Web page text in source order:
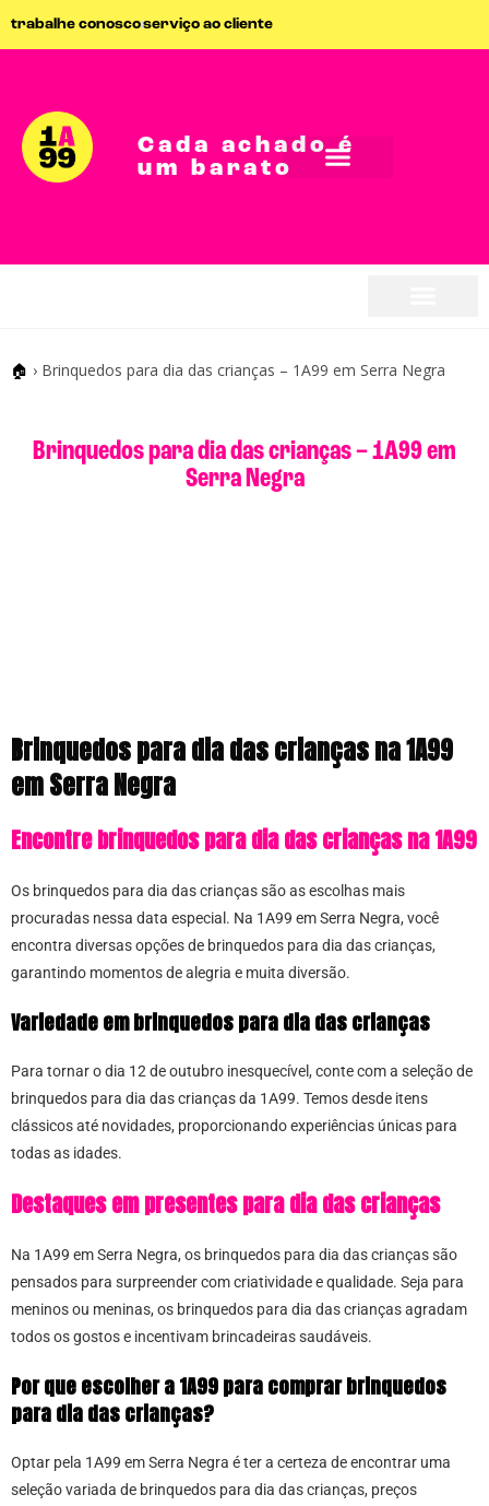
trabalhe conoscoserviço ao cliente
Cada achado é
um barato
🏠 › Brinquedos para dia das crianças – 1A99 em Serra Negra
Brinquedos para dia das crianças – 1A99 em
Serra Negra
Brinquedos para dia das crianças na 1A99
em Serra Negra
Encontre brinquedos para dia das crianças na 1A99
Os brinquedos para dia das crianças são as escolhas mais
procuradas nessa data especial. Na 1A99 em Serra Negra, você
encontra diversas opções de brinquedos para dia das crianças,
garantindo momentos de alegria e muita diversão.
Variedade em brinquedos para dia das crianças
Para tornar o dia 12 de outubro inesquecível, conte com a seleção de
brinquedos para dia das crianças da 1A99. Temos desde itens
clássicos até novidades, proporcionando experiências únicas para
todas as idades.
Destaques em presentes para dia das crianças
Na 1A99 em Serra Negra, os brinquedos para dia das crianças são
pensados para surpreender com criatividade e qualidade. Seja para
meninos ou meninas, os brinquedos para dia das crianças agradam
todos os gostos e incentivam brincadeiras saudáveis.
Por que escolher a 1A99 para comprar brinquedos
para dia das crianças?
Optar pela 1A99 em Serra Negra é ter a certeza de encontrar uma
seleção variada de brinquedos para dia das crianças, preços